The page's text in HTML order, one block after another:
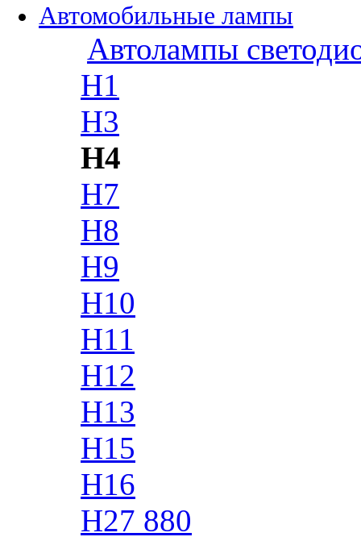
Автомобильные лампы
Автолампы
H1
H3
H4
H7
H8
H9
H10
H11
H12
H13
H15
H16
H27 880